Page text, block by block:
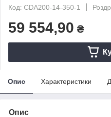
Код: CDA200-14-350-1
59 554,90 ₴
Опис Характеристики
Опис